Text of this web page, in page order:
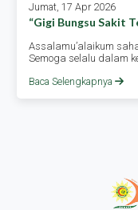
Jumat, 17 Apr 2026
“gigi Bungsu Sakit
Assalamu’alaikum
Semoga selalu dalam
Baca Selengkapnya